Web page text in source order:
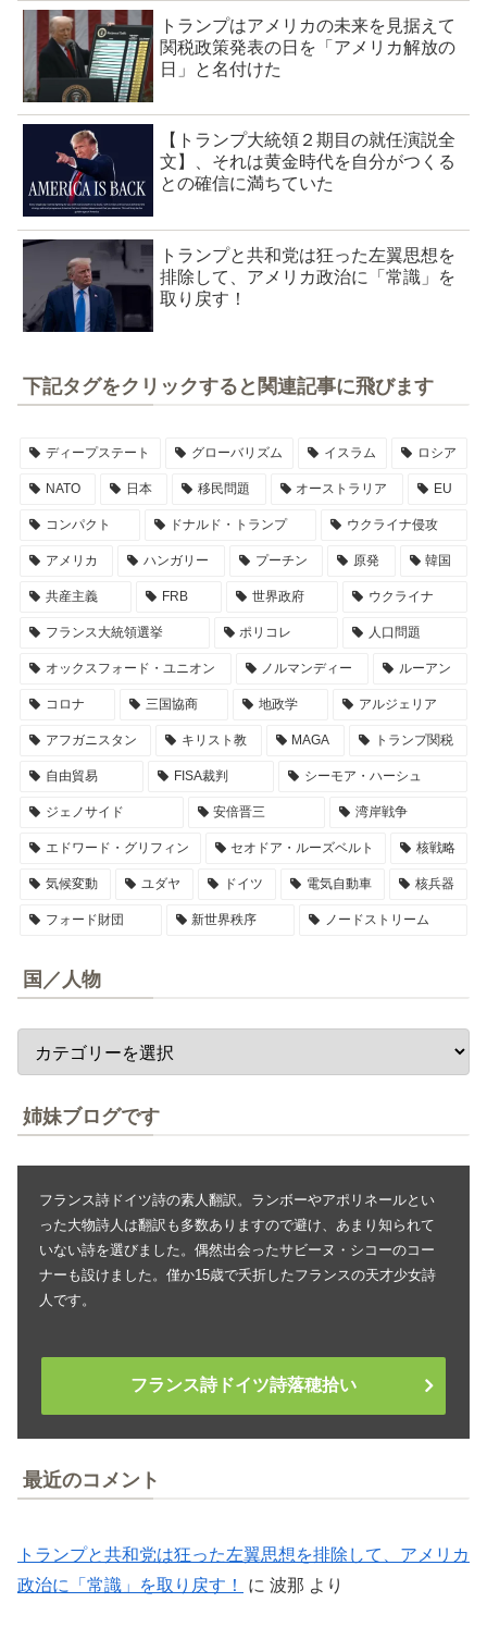
トランプはアメリカの未来を見据えて
関税政策発表の日を「アメリカ解放の
日」と名付けた
【トランプ大統領２期目の就任演説全
文】、それは黄金時代を自分がつくる
との確信に満ちていた
トランプと共和党は狂った左翼思想を
排除して、アメリカ政治に「常識」を
取り戻す！
下記タグをクリックすると関連記事に飛びます
ディープステート グローバリズム イスラム ロシア
NATO 日本 移民問題 オーストラリア EU
コンパクト ドナルド・トランプ ウクライナ侵攻
アメリカ ハンガリー プーチン 原発 韓国
共産主義 FRB 世界政府 ウクライナ
フランス大統領選挙 ポリコレ 人口問題
オックスフォード・ユニオン ノルマンディー ルーアン
コロナ 三国協商 地政学 アルジェリア
アフガニスタン キリスト教 MAGA トランプ関税
自由貿易 FISA裁判 シーモア・ハーシュ
ジェノサイド 安倍晋三 湾岸戦争
エドワード・グリフィン セオドア・ルーズベルト 核戦略
気候変動 ユダヤ ドイツ 電気自動車 核兵器
フォード財団 新世界秩序 ノードストリーム
国／人物
姉妹ブログです
フランス詩ドイツ詩の素人翻訳。ランボーやアポリネールとい
った大物詩人は翻訳も多数ありますので避け、あまり知られて
いない詩を選びました。偶然出会ったサビーヌ・シコーのコー
ナーも設けました。僅か15歳で夭折したフランスの天才少女詩
人です。
フランス詩ドイツ詩落穂拾い
最近のコメント
トランプと共和党は狂った左翼思想を排除して、アメリカ
政治に「常識」を取り戻す！
に 波那 より